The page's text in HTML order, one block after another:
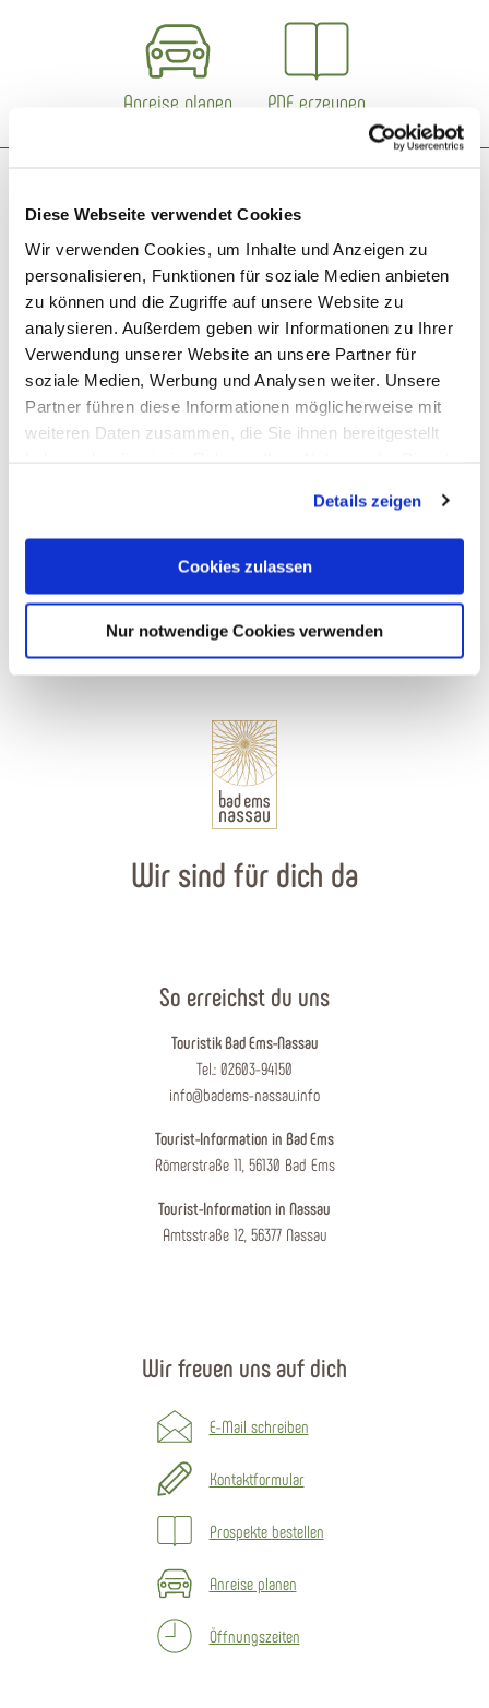
Diese Webseite verwendet Cookies
Wir verwenden Cookies, um Inhalte und Anzeigen zu
personalisieren, Funktionen für soziale Medien anbieten
zu können und die Zugriffe auf unsere Website zu
analysieren. Außerdem geben wir Informationen zu Ihrer
Verwendung unserer Website an unsere Partner für
soziale Medien, Werbung und Analysen weiter. Unsere
Partner führen diese Informationen möglicherweise mit
weiteren Daten zusammen, die Sie ihnen bereitgestellt
Cookies, wenn Sie unsere Webseite weiterhin nutzen.
Details zeigen
Cookies zulassen
Nur notwendige Cookies verwenden
Anreise planen PDF erzeugen
© Peggy und Marco Lachmann-Anke
öffnet um 14:00 Uhr
Volksbank Rhein-Lahn-Limburg eG + Bankautomat
Wir sind für dich da
So erreichst du uns
Touristik Bad Ems-Nassau
Tel.: 02603-94150
info@badems-nassau.info
Tourist-Information in Bad Ems
Römerstraße 11, 56130 Bad Ems
Tourist-Information in Nassau
Amtsstraße 12, 56377 Nassau
Wir freuen uns auf dich
E-Mail schreiben
Kontaktformular
Prospekte bestellen
Anreise planen
Öffnungszeiten